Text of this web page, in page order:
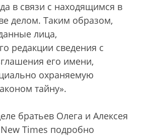
в связи с находящимся в
делом. Таким образом,
лица,
редакции сведения с
его имени,
охраняемую
тайну».
братьев Олега и Алексея
Times подробно